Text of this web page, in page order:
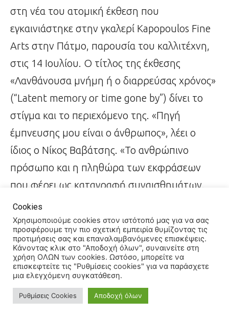
στη νέα του ατομική έκθεση που
εγκαινιάστηκε στην γκαλερί Kapopoulos Fine
Arts στην Πάτμο, παρουσία του καλλιτέχνη,
στις 14 Ιουλίου. Ο τίτλος της έκθεσης
«Λανθάνουσα μνήμη ή ο διαρρεύσας χρόνος»
(“Latent memory or time gone by”) δίνει το
στίγμα και το περιεχόμενο της. «Πηγή
έμπνευσης μου είναι ο άνθρωπος», λέει ο
ίδιος ο Νίκος Βαβάτσης. «Το ανθρώπινο
πρόσωπο και η πληθώρα των εκφράσεων
που φέρει ως καταγραφή συναισθημάτων.
Με μία έντονη ροπή προς την αφαίρεση και
μέσα από αλληλοεπικαλυπτόμενες πινελιές,
προσπαθώ να καταγράψω συναισθήματα, με
σκοπό να αναδείξω το πεπερασμένο της
ύπαρξής μας», επισημαίνει.
Cookies
Χρησιμοποιούμε cookies στον ιστότοπό μας για να σας
προσφέρουμε την πιο σχετική εμπειρία θυμίζοντας τις
προτιμήσεις σας και επαναλαμβανόμενες επισκέψεις.
Κάνοντας κλικ στο "Αποδοχή όλων", συναινείτε στη
χρήση ΟΛΩΝ των cookies. Ωστόσο, μπορείτε να
επισκεφτείτε τις "Ρυθμίσεις cookies" για να παράσχετε
μια ελεγχόμενη συγκατάθεση.
Ρυθμίσεις Cookies Αποδοχή όλων